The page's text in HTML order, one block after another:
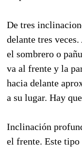
De tres
delante tres
el sombrero o
va al frente y la
hacia delante
a su lugar. Hay
Inclinación
el frente. Este tipo